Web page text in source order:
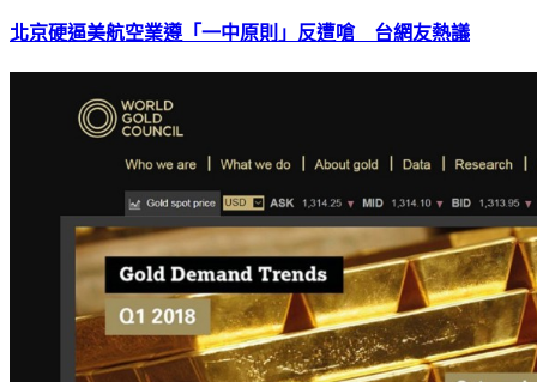
北京硬逼美航空業遵「一中原則」反遭嗆 台網友熱議